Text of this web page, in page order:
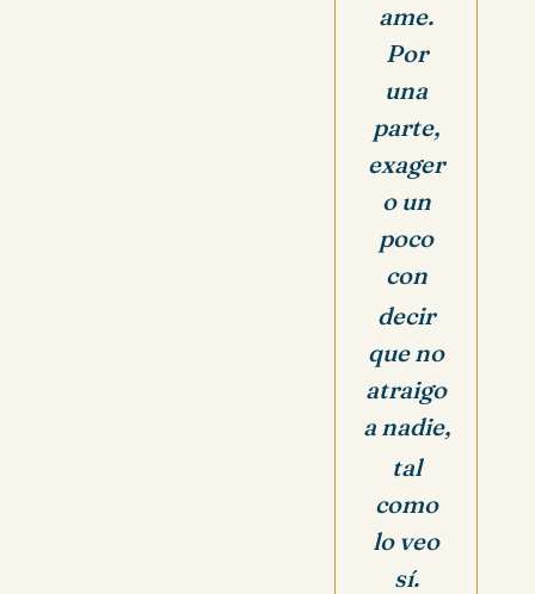
ame.
Por
una
parte,
exager
o un
poco
con
decir
que no
atraigo
a nadie,
tal
como
lo veo
sí.